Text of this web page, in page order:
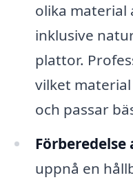
olika material
inklusive
plattor.
vilket
och passar
uppnå en